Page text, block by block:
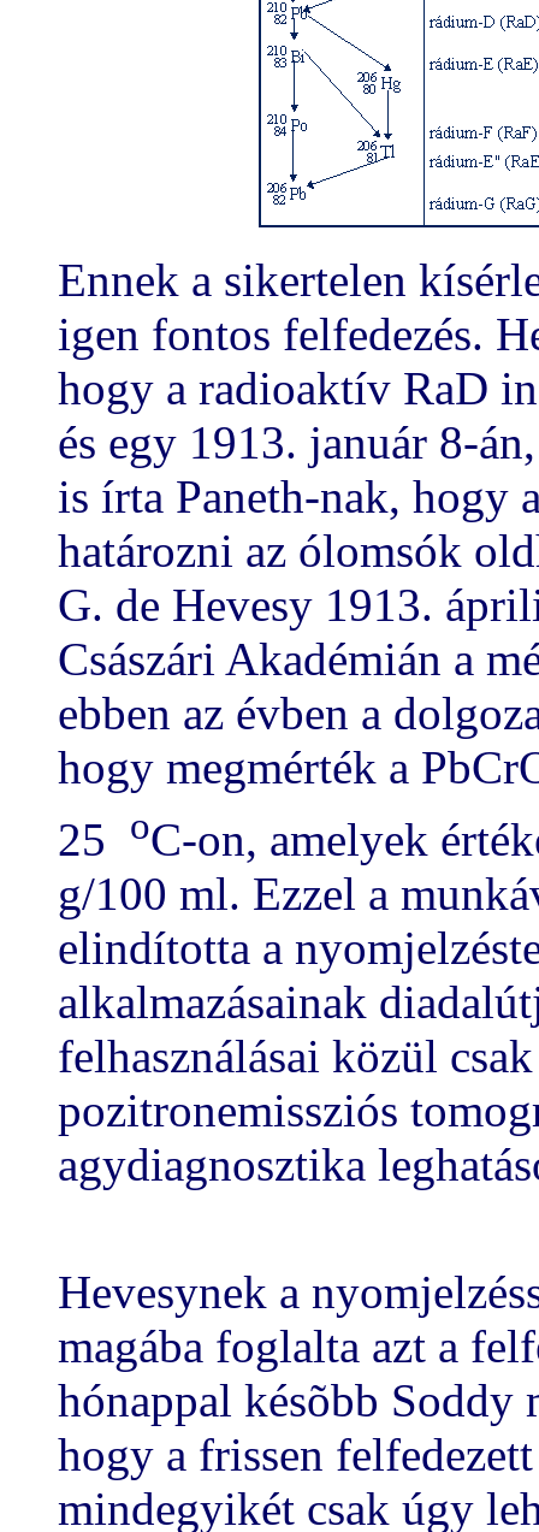
Ennek a sikertelen
igen fontos felfedezés.
hogy a radioaktív RaD
és egy 1913. január 8-
is írta Paneth-nak, hogy
határozni az ólomsók
G. de Hevesy 1913.
Császári Akadémián a
ebben az évben a
hogy megmérték a
25
oC-on, amelyek
g/100 ml. Ezzel a
elindította a
alkalmazásainak
felhasználásai közül
pozitronemissziós
agydiagnosztika
Hevesynek a
magába foglalta azt a
hónappal késõbb
hogy a frissen
mindegyikét csak úgy